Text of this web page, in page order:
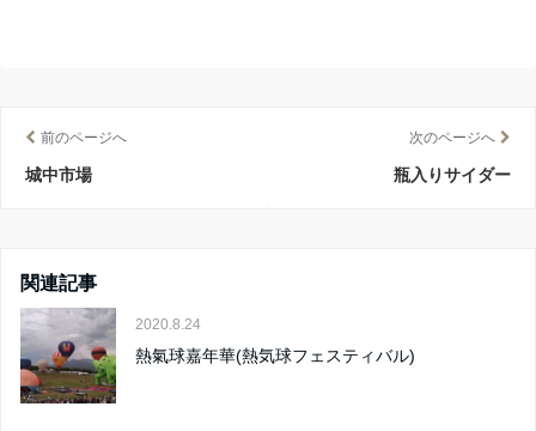
前のページへ
城中市場
次のページへ
瓶入りサイダー
関連記事
2020.8.24
熱氣球嘉年華(熱気球フェスティバル)